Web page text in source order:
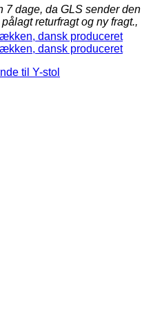
7 dage, da GLS sender den
returfragt og ny fragt.,
til Y-stol